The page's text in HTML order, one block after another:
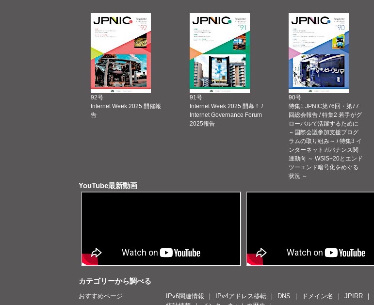
92号
Internet Week 2025 開催報
告
91号
Internet Week 2025 開幕！ /
Internet Governance Forum
2025報告
90号
特集1 JPNIC第76回・第77
回総会報告 / 特集2 若手がグ
ローバルで活躍するために
～国際会議参加支援プログ
ラムの取り組み～ / 特集3 イ
ンターネットガバナンス関
連動向 ～ WSIS+20とエンド
ツーエンド暗号化をめぐる
状況 ～
YouTube最新動画
カテゴリーから調べる
おすすめページ IPv6関連情報 IPv4アドレス移転 DNS ドメイン名 JPIRR